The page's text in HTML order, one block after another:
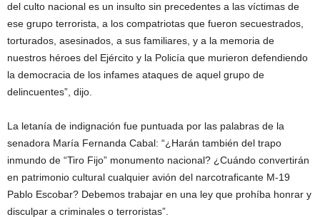
del culto nacional es un insulto sin precedentes a las víctimas de
ese grupo terrorista, a los compatriotas que fueron secuestrados,
torturados, asesinados, a sus familiares, y a la memoria de
nuestros héroes del Ejército y la Policía que murieron defendiendo
la democracia de los infames ataques de aquel grupo de
delincuentes”, dijo.
La letanía de indignación fue puntuada por las palabras de la
senadora María Fernanda Cabal: “¿Harán también del trapo
inmundo de “Tiro Fijo” monumento nacional? ¿Cuándo convertirán
en patrimonio cultural cualquier avión del narcotraficante M-19
Pablo Escobar? Debemos trabajar en una ley que prohíba honrar y
disculpar a criminales o terroristas”.